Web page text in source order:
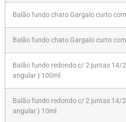
Balão fundo chato Gargalo curto
Balão fundo chato Gargalo curto
Balão fundo redondo c/ 2 juntas 14/
angular ) 100ml
Balão fundo redondo c/ 2 juntas 14/
angular ) 10ml